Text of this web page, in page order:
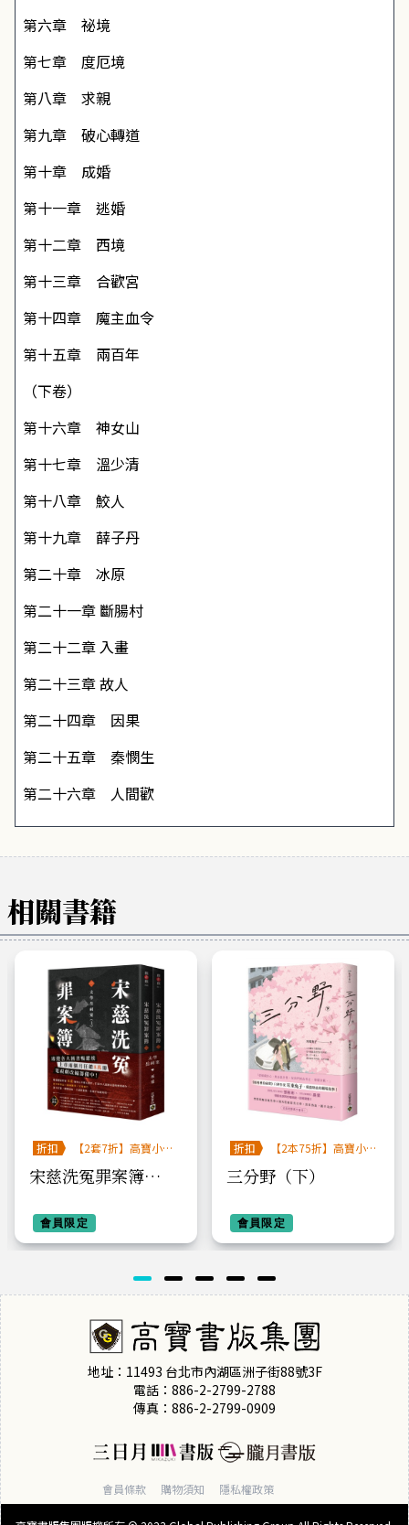
第六章 祕境
第七章 度厄境
第八章 求親
第九章 破心轉道
第十章 成婚
第十一章 逃婚
第十二章 西境
第十三章 合歡宮
第十四章 魔主血令
第十五章 兩百年
（下卷）
第十六章 神女山
第十七章 溫少清
第十八章 鮫人
第十九章 薛子丹
第二十章 冰原
第二十一章 斷腸村
第二十二章 入畫
第二十三章 故人
第二十四章 因果
第二十五章 秦憫生
第二十六章 人間歡
相關書籍
折扣
【2套7折】高寶小說
宋慈洗冤罪案簿
【上下套書不分售】
會員限定
折扣
【2本75折】高寶小
三分野（下）
會員限定
地址：11493 台北市內湖區洲子街88號3F
電話：886-2-2799-2788
傳真：886-2-2799-0909
會員條款 購物須知 隱私權政策